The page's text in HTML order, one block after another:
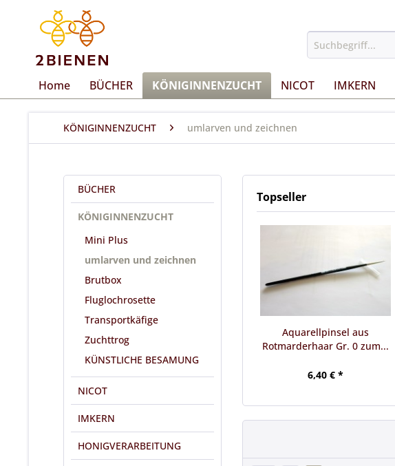
Home BÜCHER KÖNIGINNENZUCHT NICOT IMKERN
KÖNIGINNENZUCHT umlarven und zeichnen
BÜCHER
KÖNIGINNENZUCHT
Mini Plus
umlarven und zeichnen
Brutbox
Fluglochrosette
Transportkäfige
Zuchttrog
KÜNSTLICHE BESAMUNG
NICOT
IMKERN
HONIGVERARBEITUNG
Topseller
Aquarellpinsel aus
Rotmarderhaar Gr. 0 zum...
6,40 € *